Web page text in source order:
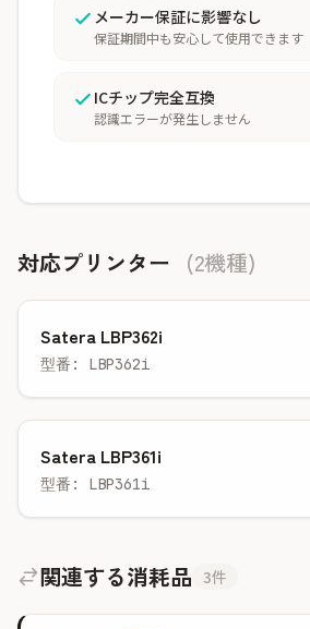
メーカー保証に影響なし
保証期間中も安心して使用できます
ICチップ完全互換
認識エラーが発生しません
対応プリンター (2機種)
Satera LBP362i
型番: LBP362i
Satera LBP361i
型番: LBP361i
関連する消耗品 3件